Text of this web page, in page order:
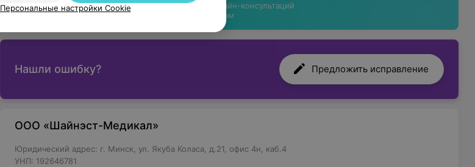
Начните оказывать услуги онлайн-консультаций
вашим пациентам
Нашли ошибку? Предложить исправление
ООО «Шайнэст-Медикал»
Юридический адрес: г. Минск, ул. Якуба Коласа, д.21, офис 4н, каб.4
УНП: 192646781
Персональные настройки Cookie